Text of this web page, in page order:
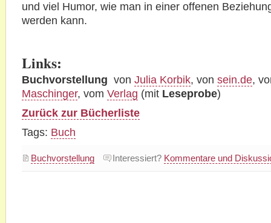
und viel Humor, wie man in einer offenen
werden kann.
Links:
Buchvorstellung von Julia Korbik, von sein.de,
Maschinger, vom Verlag (mit Leseprobe)
Zurück zur Bücherliste
Tags: Buch
Buchvorstellung Interessiert? Kommentare und